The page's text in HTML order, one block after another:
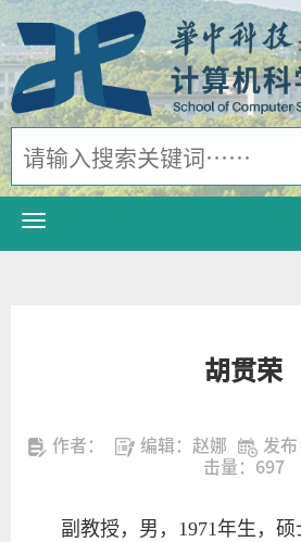
胡贯荣
作者： 编辑：赵娜 发
击量： 697
副教授，男，1971年生，